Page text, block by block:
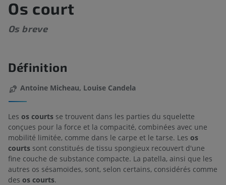
Os court
Os breve
Définition
Antoine Micheau, Louise Candela
Les os courts se trouvent dans les parties du squelette
conçues pour la force et la compacité, combinées avec une
mobilité limitée, comme dans le carpe et le tarse. Les os
courts sont constitués de tissu spongieux recouvert d'une
fine couche de substance compacte. La patella, ainsi que les
autres os sésamoïdes, sont, selon certains, considérés comme
des os courts.